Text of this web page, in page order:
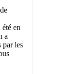
été en
a
par les